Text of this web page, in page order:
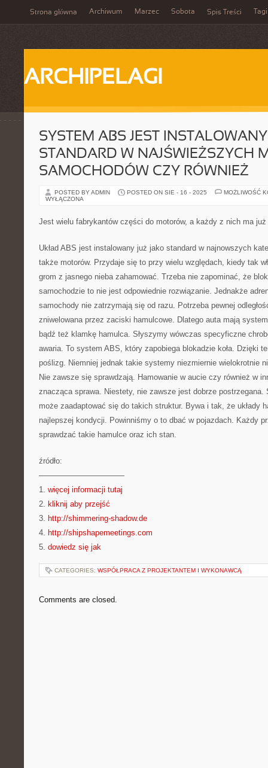
Strona główna Archiwum Marzec Sobota Spis Treści Tagi
ARCHIPELAGI
SYSTEM ABS JEST
STANDARD W NAJŚWIEŻSZYCH
SAMOCHODÓW CZY RÓWNIEŻ
POSTED BY ADMIN POSTED ON SIE - 16 - 2025
MOŻLIWOŚĆ
WYŁĄCZONA
Jest wielu fabrykantów części do motorów, a każdy z nich ma już
Układ ABS jest instalowany już jako standard w najnowszych
także motorów. Przydaje się to przy wielu względach, kiedy tak
grom z jasnego nieba zahamować. Trzeba nie zapominać, że
samochodzie to nie jest odpowiednie rozwiązanie. Jednakże
samochody nie zatrzymają się od razu. Potrzeba pewnej
zniwelowana przez zaciski hamulcowe. Dlatego auta mają
bądź też klamkę hamulca. Słyszymy wówczas specyficzne
awaria. To system ABS, który zapobiega blokadzie koła. Dzięki
poślizg. Niemniej jednak takie systemy niezmiernie wielokrotnie
Nie zawsze się sprawdzają. Hamowanie w aucie czy również w
znacząca sprawa. Niestety, nie zawsze jest dobrze
może zaadaptować się do takich struktur. Bywa i tak, że układy
najlepszej kondycji. Powinniśmy o to dbać w pojazdach. Każdy
sprawdzać takie hamulce oraz ich stan.
źródło:
———————————
1. więcej informacji tutaj
2. kliknij aby przejść
3. http://shimmering-shadow.de
4. http://shipshapemeetings.com
5. dowiedz się jak
CATEGORIES: WSPÓŁPRACA Z PROJEKTANTEM I WYKONAWCĄ
Comments are closed.